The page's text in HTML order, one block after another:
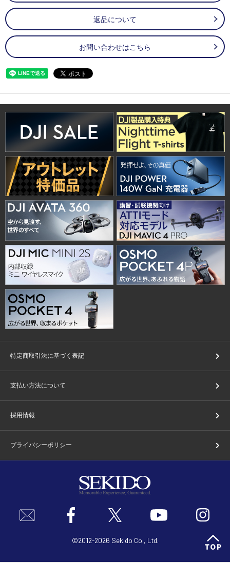
返品について
お問い合わせはこちら
特定商取引法に基づく表記
支払い方法について
採用情報
プライバシーポリシー
©2012-2026 Sekido Co., Ltd.